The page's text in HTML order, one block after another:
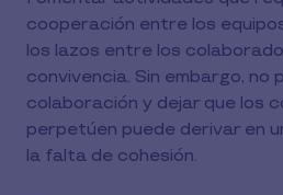
cooperación entre los
los lazos entre los
convivencia. Sin embargo, no
colaboración y dejar que los
perpetúen puede derivar en
la falta de cohesión.